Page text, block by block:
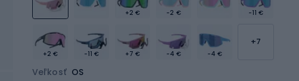
+2 € -2 € -11 €
+2 € -11 € +7 € -4 € -4 €
+7
Veľkosť OS